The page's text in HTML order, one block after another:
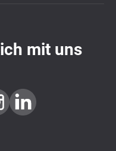
mit uns